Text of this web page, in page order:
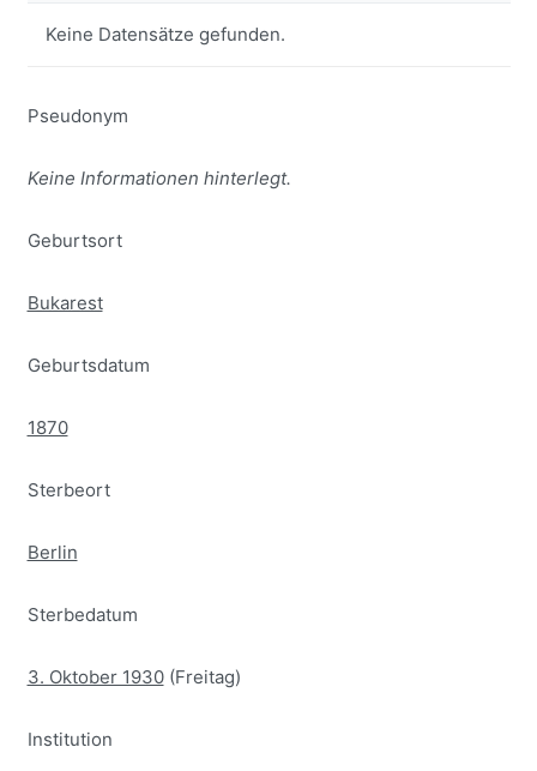
Keine Datensätze gefunden.
Pseudonym
Keine Informationen hinterlegt.
Geburtsort
Bukarest
Geburtsdatum
1870
Sterbeort
Berlin
Sterbedatum
3. Oktober 1930(Freitag)
Institution